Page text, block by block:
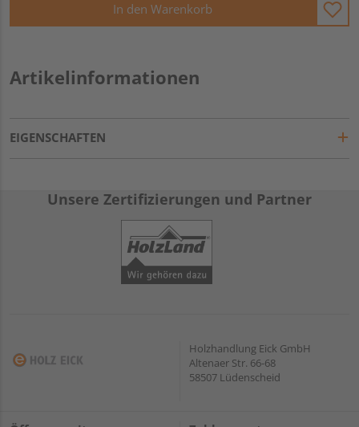
In den Warenkorb
Artikelinformationen
EIGENSCHAFTEN
Unsere Zertifizierungen und Partner
Holzhandlung Eick GmbH
Altenaer Str. 66-68
58507 Lüdenscheid